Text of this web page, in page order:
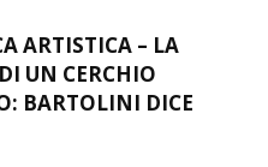
ARTISTICA – LA
UN CERCHIO
BARTOLINI DICE